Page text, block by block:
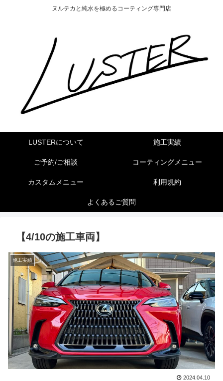
ヌルテカと純水を極めるコーティング専門店
LUSTERについて 施工実績
ご予約/ご相談 コーティングメニュー
カスタムメニュー 利用規約
よくあるご質問
【4/10の施工車両】
施工実績
2024.04.10